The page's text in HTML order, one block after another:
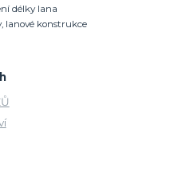
délky lana
lanové konstrukce